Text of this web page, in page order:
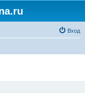
Вход